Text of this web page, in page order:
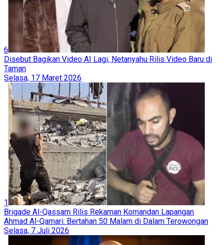
Netanyahu Menyatakan Kesiapan untuk Menyerang Iran
Sendirian
Kamis, 6 Agustus 2026